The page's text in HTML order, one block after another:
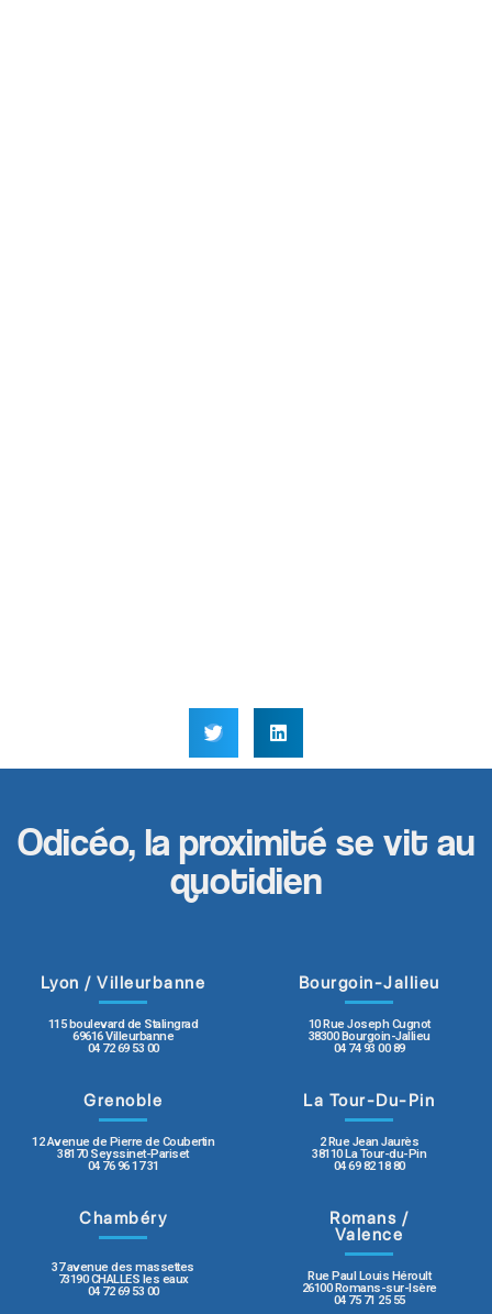
Odicéo, la proximité se vit au
quotidien
Lyon / Villeurbanne
115 boulevard de Stalingrad
69616 Villeurbanne
04 72 69 53 00
Bourgoin-Jallieu
10 Rue Joseph Cugnot
38300 Bourgoin-Jallieu
04 74 93 00 89
Grenoble
12 Avenue de Pierre de Coubertin
38170 Seyssinet-Pariset
04 76 96 17 31
La Tour-Du-Pin
2 Rue Jean Jaurès
38110 La Tour-du-Pin
04 69 82 18 80
Chambéry
37 avenue des massettes
73190 CHALLES les eaux
04 72 69 53 00
Romans /
Valence
Rue Paul Louis Héroult
26100 Romans-sur-Isère
04 75 71 25 55